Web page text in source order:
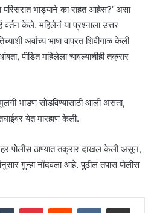
परिसरात भाड्याने का राहत आहेस?’ असा
वर्तन केले. महिलेनं या प्रश्नाला उत्तर
अर्वाच्य भाषा वापरत शिवीगाळ केली
पीडित महिलेला चावल्याचीही तक्रार
भांडण सोडविण्यासाठी आली असता,
येत मारहाण केली.
पोलीस ठाण्यात तक्रार दाखल केली असून,
गुन्हा नोंदवला आहे. पुढील तपास पोलीस
Tumblr PinterestReddit VKontakteShare via Email